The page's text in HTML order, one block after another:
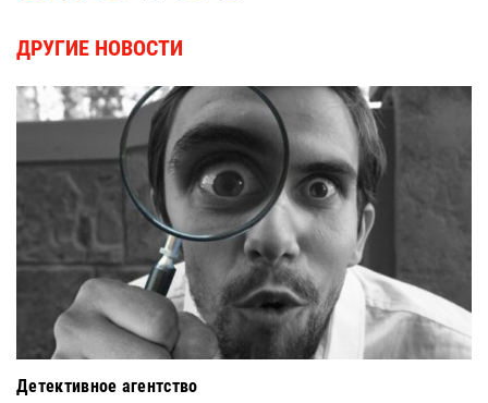
ДРУГИЕ НОВОСТИ
Детективное агентство